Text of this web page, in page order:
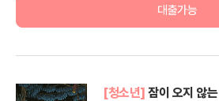
대출가능
[청소년] 잠이 오지 않는